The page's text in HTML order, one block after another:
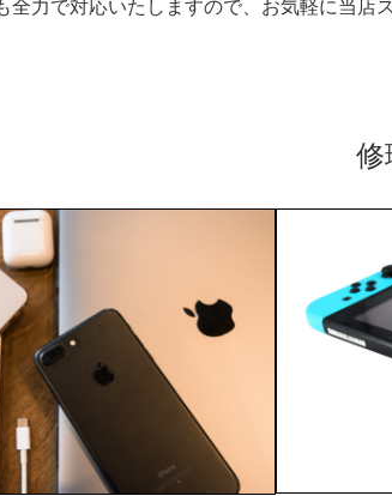
全力で対応いたしますので、お気軽に当店
修